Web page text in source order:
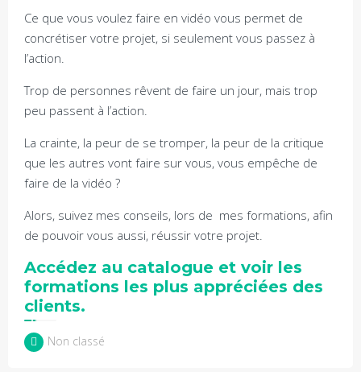
Ce que vous voulez faire en vidéo vous permet de
concrétiser votre projet, si seulement vous passez à
l’action.
Trop de personnes rêvent de faire un jour, mais trop
peu passent à l’action.
La crainte, la peur de se tromper, la peur de la critique
que les autres vont faire sur vous, vous empêche de
faire de la vidéo ?
Alors, suivez mes conseils, lors de mes formations, afin
de pouvoir vous aussi, réussir votre projet.
Accédez au catalogue et voir les
formations les plus appréciées des
clients.
Non classé